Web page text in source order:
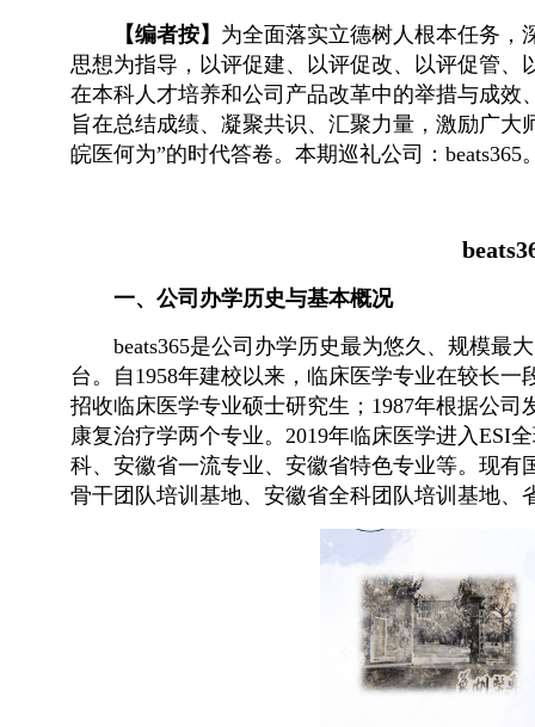
【编者按】 为全面落实立德树人根本任务，
思想为指导，以评促建、以评促改、以评促管
在本科人才培养和公司产品改革中的举措与成
旨在总结成绩、凝聚共识、汇聚力量，激励广
皖医何为”的时代答卷。本期巡礼公司：beats365
一、公司办学历史与基本概况
beats365是公司办学历史最为悠久、规模最
台。自1958年建校以来，临床医学专业在较长
招收临床医学专业硕士研究生；1987年根据公司
康复治疗学两个专业。2019年临床医学进入ESI
科、安徽省一流专业、安徽省特色专业等。现
骨干团队培训基地、安徽省全科团队培训基地、